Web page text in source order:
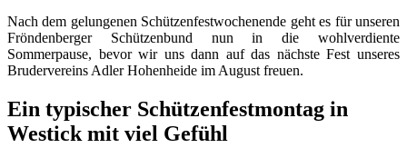
Nach dem gelungenen Schützenfestwochenende geht es für unseren
Fröndenberger Schützenbund nun in die wohlverdiente
Sommerpause, bevor wir uns dann auf das nächste Fest unseres
Brudervereins Adler Hohenheide im August freuen.
Ein typischer Schützenfestmontag in
Westick mit viel Gefühl